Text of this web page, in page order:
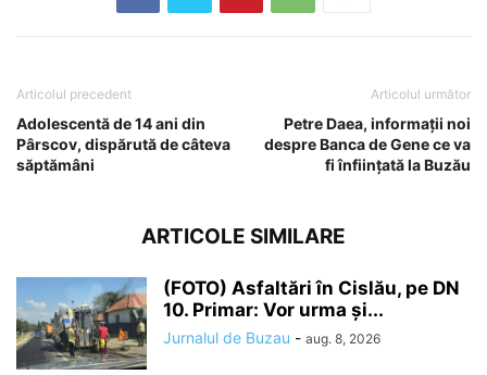
Articolul precedent
Adolescentă de 14 ani din
Pârscov, dispărută de câteva
săptămâni
Articolul următor
Petre Daea, informații noi
despre Banca de Gene ce va
fi înființată la Buzău
ARTICOLE SIMILARE
(FOTO) Asfaltări în Cislău, pe DN
10. Primar: Vor urma și...
Jurnalul de Buzau - aug. 8, 2026